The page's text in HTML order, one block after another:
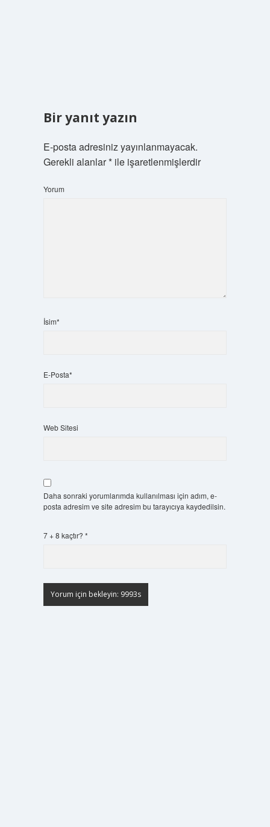
Bir yanıt yazın
E-posta adresiniz yayınlanmayacak.
Gerekli alanlar*ile işaretlenmişlerdir
Yorum
İsim*
E-Posta*
Web Sitesi
Daha sonraki yorumlarımda kullanılması için adım, e-
posta adresim ve site adresim bu tarayıcıya kaydedilsin.
7 + 8 kaçtır? *